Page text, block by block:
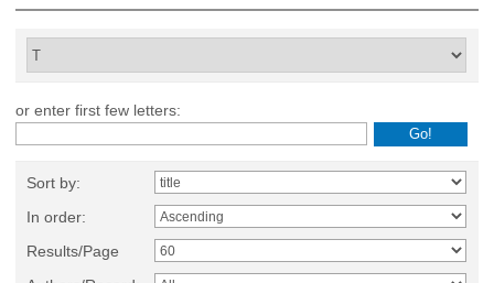
or enter first few letters:
Sort by:
In order:
Results/Page